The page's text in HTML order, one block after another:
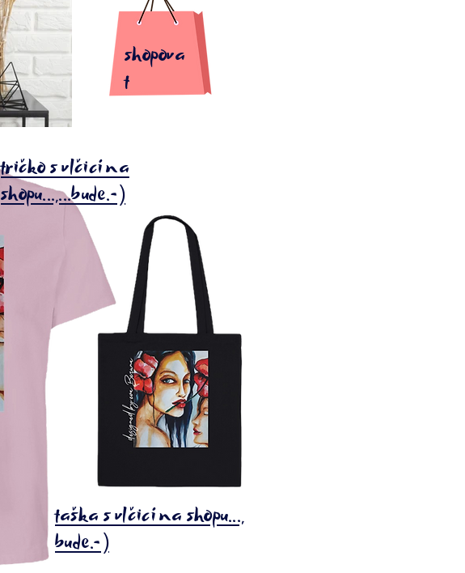
tričko s vlčicí na
shopu...,...bude.-)
taška s vlčicí na shopu...,
bude.-)
shopova
t